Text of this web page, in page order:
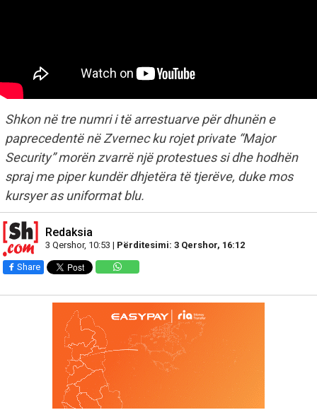
Shkon në tre numri i të arrestuarve për dhunën e
paprecedentë në Zvernec ku rojet private “Major
Security” morën zvarrë një protestues si dhe hodhën
spraj me piper kundër dhjetëra të tjerëve, duke mos
kursyer as uniformat blu.
Redaksia
3 Qershor, 10:53 | Përditesimi: 3 Qershor, 16:12
Share